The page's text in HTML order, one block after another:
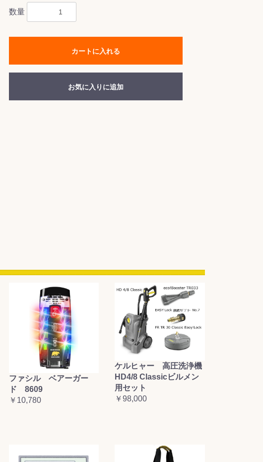
数量
カートに入れる
お気に入りに追加
ファシル ベアーガー
ド 8609
￥10,780
ケルヒャー 高圧洗浄機
HD4/8 Classicビルメン
用セット
￥98,000